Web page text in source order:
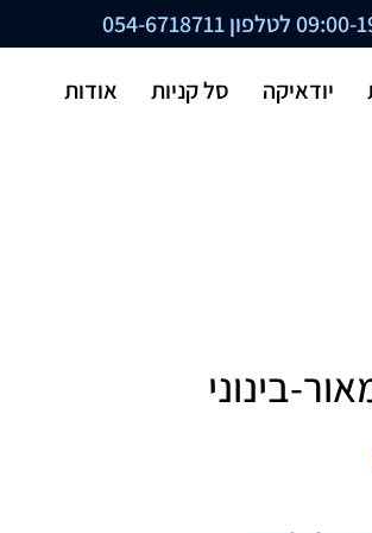
054-6718711
יודאיקה סל קניות אודות
בינוני